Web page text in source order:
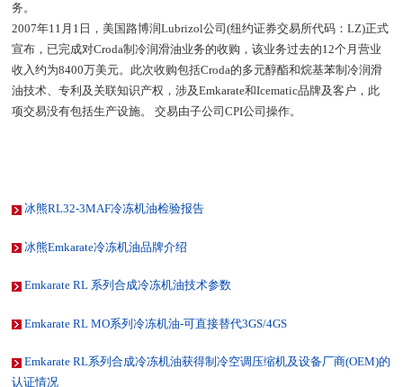
务。
2007年11月1日，美国路博润Lubrizol公司(纽约证券交易所代码：LZ)正式
宣布，已完成对Croda制冷润滑油业务的收购，该业务过去的12个月营业
收入约为8400万美元。此次收购包括Croda的多元醇酯和烷基苯制冷润滑
油技术、专利及关联知识产权，涉及Emkarate和Icematic品牌及客户，此
项交易没有包括生产设施。 交易由子公司CPI公司操作。
冰熊RL32-3MAF冷冻机油检验报告
冰熊Emkarate冷冻机油品牌介绍
Emkarate RL 系列合成冷冻机油技术参数
Emkarate RL MO系列冷冻机油-可直接替代3GS/4GS
Emkarate RL系列合成冷冻机油获得制冷空调压缩机及设备厂商(OEM)的
认证情况